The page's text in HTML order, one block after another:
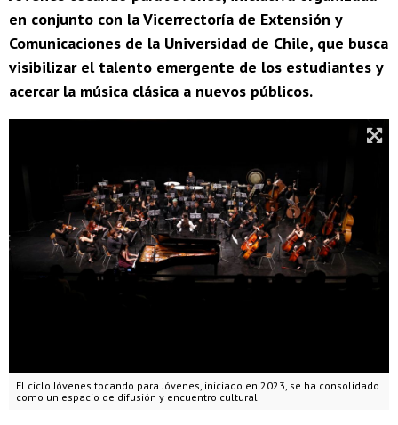
en conjunto con la Vicerrectoría de Extensión y
Comunicaciones de la Universidad de Chile, que busca
visibilizar el talento emergente de los estudiantes y
acercar la música clásica a nuevos públicos.
El ciclo Jóvenes tocando para Jóvenes, iniciado en 2023, se ha consolidado
como un espacio de difusión y encuentro cultural